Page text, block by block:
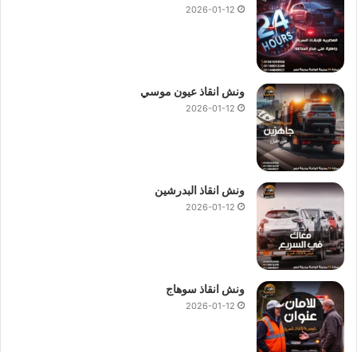
2026-01-12
ونش انقاذ عيون موسي
2026-01-12
ونش انقاذ البدرشين
2026-01-12
ونش انقاذ سوهاج
2026-01-12